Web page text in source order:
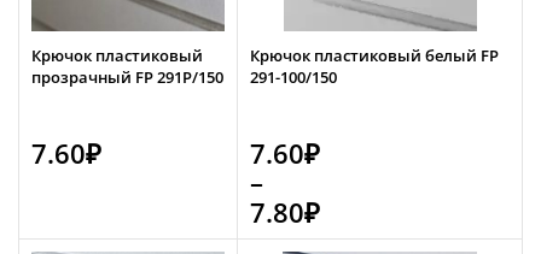
Крючок пластиковый
прозрачный FP 291P/150
7.60₽
Крючок пластиковый белый FP
291-100/150
7.60₽
–
7.80₽